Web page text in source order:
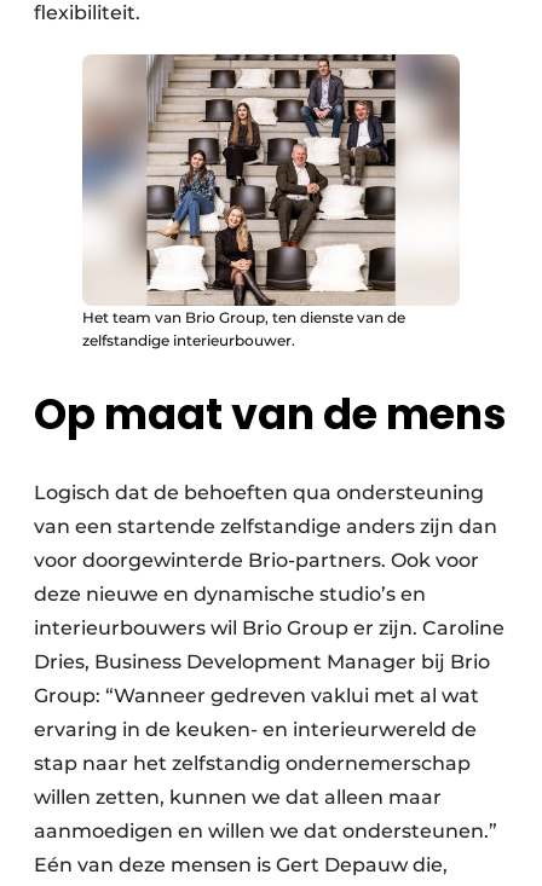
flexibiliteit.
Het team van Brio Group, ten dienste van de
zelfstandige interieurbouwer.
Op maat van de mens
Logisch dat de behoeften qua ondersteuning
van een startende zelfstandige anders zijn dan
voor doorgewinterde Brio-partners. Ook voor
deze nieuwe en dynamische studio’s en
interieurbouwers wil Brio Group er zijn. Caroline
Dries, Business Development Manager bij Brio
Group: “Wanneer gedreven vaklui met al wat
ervaring in de keuken- en interieurwereld de
stap naar het zelfstandig ondernemerschap
willen zetten, kunnen we dat alleen maar
aanmoedigen en willen we dat ondersteunen.”
Eén van deze mensen is Gert Depauw die,